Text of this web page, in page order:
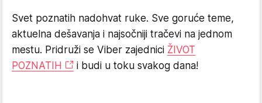
Svet poznatih nadohvat ruke. Sve goruće teme,
aktuelna dešavanja i najsočniji tračevi na jednom
mestu. Pridruži se Viber zajednici ŽIVOT
POZNATIH
i budi u toku svakog dana!